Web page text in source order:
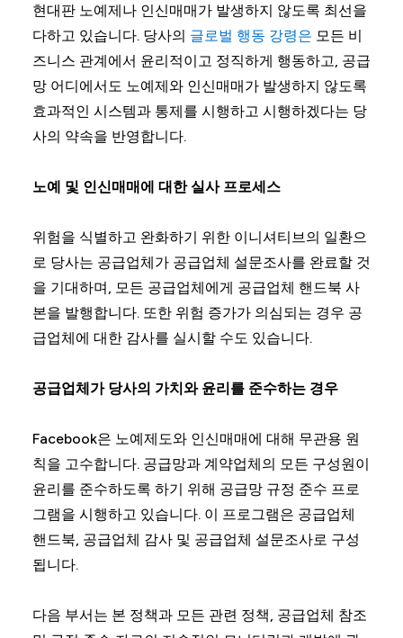
현대판 노예제나 인신매매가 발생하지 않도록 최선을
다하고 있습니다. 당사의 글로벌 행동 강령은 모든 비
즈니스 관계에서 윤리적이고 정직하게 행동하고, 공급
망 어디에서도 노예제와 인신매매가 발생하지 않도록
효과적인 시스템과 통제를 시행하고 시행하겠다는 당
사의 약속을 반영합니다.
노예 및 인신매매에 대한 실사 프로세스
위험을 식별하고 완화하기 위한 이니셔티브의 일환으
로 당사는 공급업체가 공급업체 설문조사를 완료할 것
을 기대하며, 모든 공급업체에게 공급업체 핸드북 사
본을 발행합니다. 또한 위험 증가가 의심되는 경우 공
급업체에 대한 감사를 실시할 수도 있습니다.
공급업체가 당사의 가치와 윤리를 준수하는 경우
Facebook은 노예제도와 인신매매에 대해 무관용 원
칙을 고수합니다. 공급망과 계약업체의 모든 구성원이
윤리를 준수하도록 하기 위해 공급망 규정 준수 프로
그램을 시행하고 있습니다. 이 프로그램은 공급업체
핸드북, 공급업체 감사 및 공급업체 설문조사로 구성
됩니다.
다음 부서는 본 정책과 모든 관련 정책, 공급업체 참조